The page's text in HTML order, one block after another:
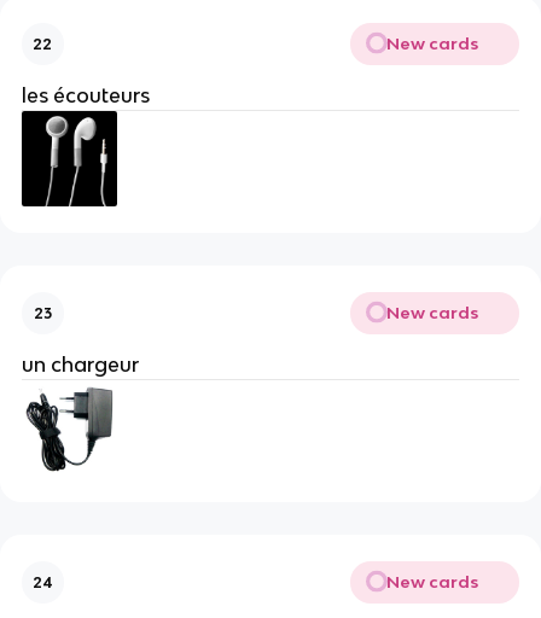
22 New cards
les écouteurs
23 New cards
un chargeur
24 New cards